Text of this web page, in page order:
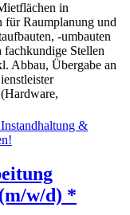
in
für Raumplanung und
-umbauten
fachkundige Stellen
Abbau, Übergabe an
w/d) *